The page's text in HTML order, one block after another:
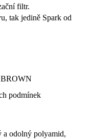
filtr.
tak jedině Spark od
podmínek
odolný polyamid,